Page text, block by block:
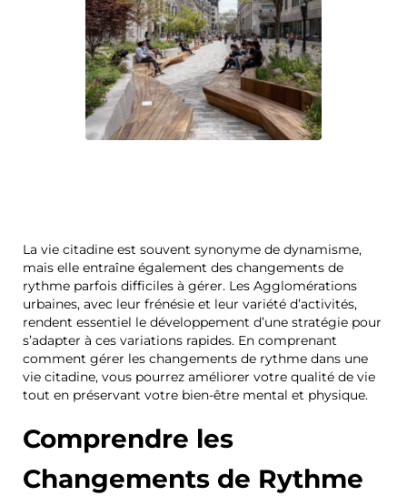
La vie citadine est souvent synonyme de dynamisme,
mais elle entraîne également des changements de
rythme parfois difficiles à gérer. Les Agglomérations
urbaines, avec leur frénésie et leur variété d’activités,
rendent essentiel le développement d’une stratégie pour
s’adapter à ces variations rapides. En comprenant
comment gérer les changements de rythme dans une
vie citadine, vous pourrez améliorer votre qualité de vie
tout en préservant votre bien-être mental et physique.
Comprendre les
Changements de Rythme